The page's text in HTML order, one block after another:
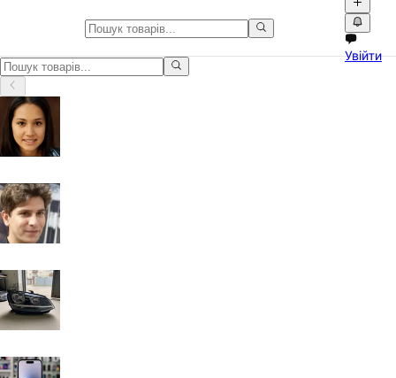
Оголошення в Одеса
Оголошення в Одеса. Купуйте та продавайте товари на Npati.
Увійти